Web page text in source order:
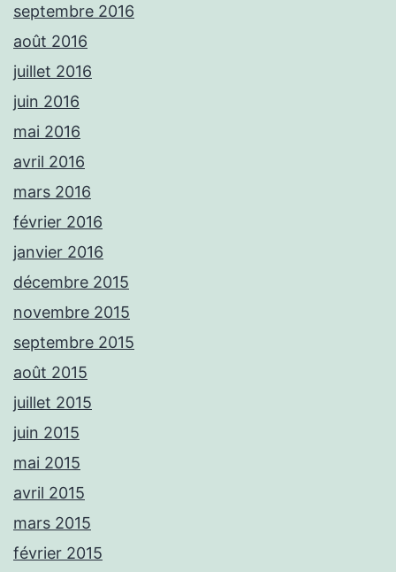
septembre 2016
août 2016
juillet 2016
juin 2016
mai 2016
avril 2016
mars 2016
février 2016
janvier 2016
décembre 2015
novembre 2015
septembre 2015
août 2015
juillet 2015
juin 2015
mai 2015
avril 2015
mars 2015
février 2015